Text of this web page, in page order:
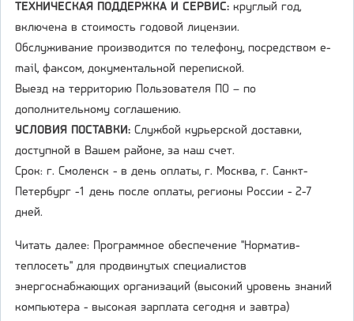
ТЕХНИЧЕСКАЯ ПОДДЕРЖКА И СЕРВИС: круглый год,
включена в стоимость годовой лицензии.
Обслуживание производится по телефону, посредством e-
mail, факсом, документальной перепиской.
Выезд на территорию Пользователя ПО – по
дополнительному соглашению.
УСЛОВИЯ ПОСТАВКИ: Службой курьерской доставки,
доступной в Вашем районе, за наш счет.
Срок: г. Смоленск - в день оплаты, г. Москва, г. Санкт-
Петербург -1 день после оплаты, регионы России - 2-7
дней.
Читать далее: Программное обеспечение "Норматив-
теплосеть" для продвинутых специалистов
энергоснабжающих организаций (высокий уровень знаний
компьютера - высокая зарплата сегодня и завтра)